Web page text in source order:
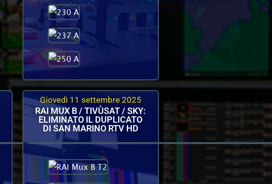
Giovedì 11 settembre 2025
RAI MUX B / TIVÙSAT / SKY:
ELIMINATO IL DUPLICATO
DI SAN MARINO RTV HD